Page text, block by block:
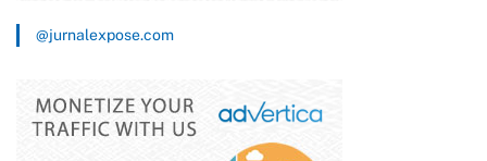
@jurnalexpose.com